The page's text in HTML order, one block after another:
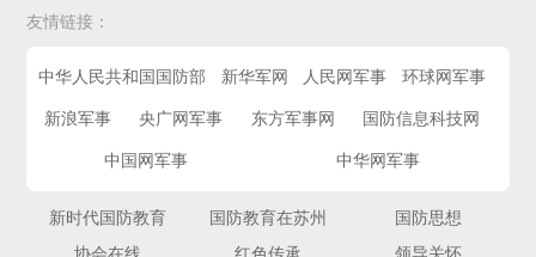
友情链接：
中华人民共和国国防部 新华军网 人民网军事 环球网军事
新浪军事 央广网军事 东方军事网 国防信息科技网
中国网军事 中华网军事
新时代国防教育 国防教育在苏州
国防思想